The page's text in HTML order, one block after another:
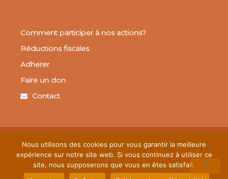
Comment participer à nos actions?
Réductions fiscales
Adherer
Faire un don
Contact
Mentions légales Gestion des cookies
Politique de confidentialité
Nous utilisons des cookies pour vous garantir la meilleure
expérience sur notre site web. Si vous continuez à utiliser ce
site, nous supposerons que vous en êtes satisfait.